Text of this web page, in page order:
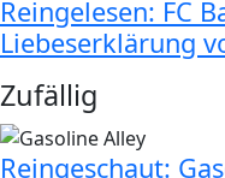
Reingelesen: FC
Liebeserklärung
Zufällig
Reingeschaut: